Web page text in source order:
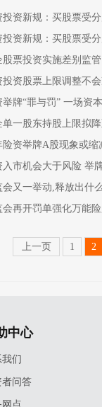
投资新规：买股票受
投资新规：买股票受
股票投资实施差别监管
投资股票上限调整不
举牌“罪与罚” 一场资
单一股东持股上限拟
险资举牌A股现象或
入市机会大于风险 举
会又一举动,释放出什
会再开罚单强化万能
上一页 1 2
中心
们
者问答
网点